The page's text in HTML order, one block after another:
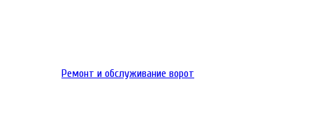
Ремонт и обслуживание ворот